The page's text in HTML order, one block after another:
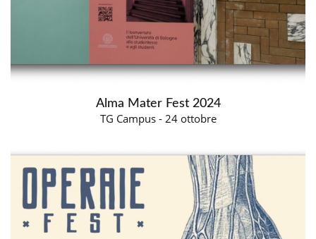
Alma Mater Fest 2024
TG Campus - 24 ottobre